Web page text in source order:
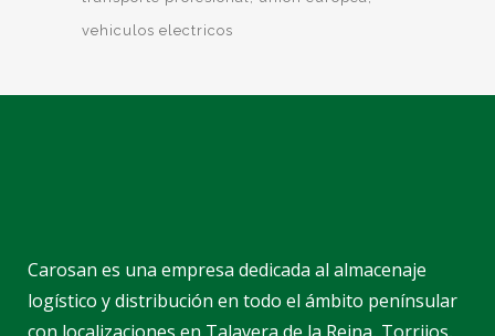
vehiculos electricos
Carosan es una empresa dedicada al almacenaje
logístico y distribución en todo el ámbito penínsular